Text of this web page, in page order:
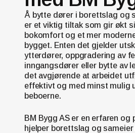
Å bytte dører i borettslag og
er et viktig tiltak som gir økt
bokomfort og et mer
bygget. Enten det gjelder
ytterdører, oppgradering av
inngangsdører eller bytte av
det avgjørende at arbeidet
effektivt og med minst mulig
beboerne.
BM Bygg AS er en erfaren
hjelper borettslag og